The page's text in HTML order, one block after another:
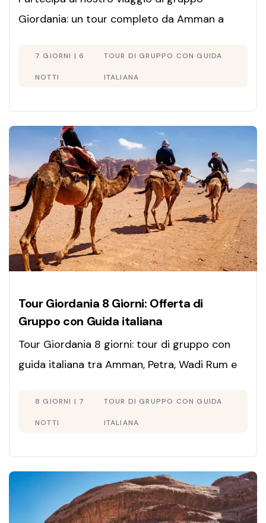
Giordania: un tour completo da Amman a
settimana con guida in italiano e visti inclusi.
Scopri i migliori viaggio Giordania prezzi per
7 GIORNI | 6
NOTTI
TOUR DI GRUPPO CON GUIDA
ITALIANA
Tour Giordania 8 Giorni: Offerta di
Gruppo con Guida italiana
Tour Giordania 8 giorni: tour di gruppo con
guida italiana tra Amman, Petra, Wadi Rum e
speciali, prenota ora!
8 GIORNI | 7
NOTTI
TOUR DI GRUPPO CON GUIDA
ITALIANA